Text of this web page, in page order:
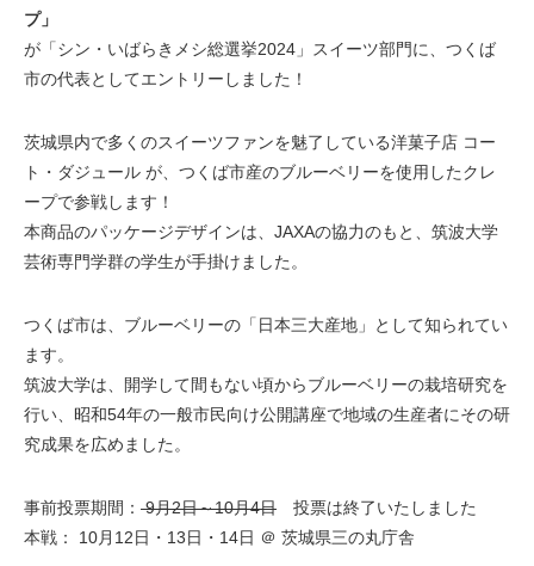
プ」
が「シン・いばらきメシ総選挙2024」スイーツ部門に、つくば
市の代表としてエントリーしました！
茨城県内で多くのスイーツファンを魅了している洋菓子店 コー
ト・ダジュール が、つくば市産のブルーベリーを使用したクレ
ープで参戦します！
本商品のパッケージデザインは、JAXAの協力のもと、筑波大学
芸術専門学群の学生が手掛けました。
つくば市は、ブルーベリーの「日本三大産地」として知られてい
ます。
筑波大学は、開学して間もない頃からブルーベリーの栽培研究を
行い、昭和54年の一般市民向け公開講座で地域の生産者にその研
究成果を広めました。
事前投票期間： 9月2日～10月4日 投票は終了いたしました
本戦： 10月12日・13日・14日 ＠ 茨城県三の丸庁舎